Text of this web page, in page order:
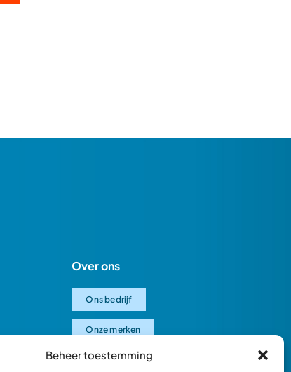
Beheer toestemming
Over ons
Ons bedrijf
Onze merken
Ons team